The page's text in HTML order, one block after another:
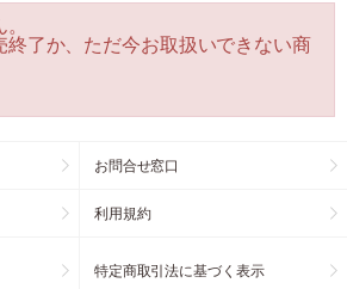
終了か、ただ今お取扱いできない商
お問合せ窓口
利用規約
特定商取引法に基づく表示